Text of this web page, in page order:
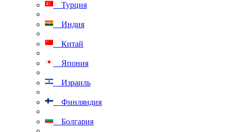
Турция
Индия
Китай
Япония
Израиль
Финляндия
Болгария